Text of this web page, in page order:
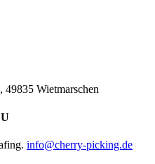
Wietmarschen
info@cherry-picking.de